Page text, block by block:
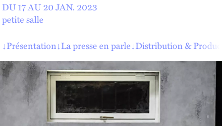
DU 17 AU20JAN. 2023
petite salle
↓Présentation↓La presse en parle↓Distribution &